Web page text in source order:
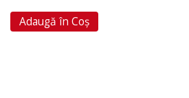
Adaugă în Coș